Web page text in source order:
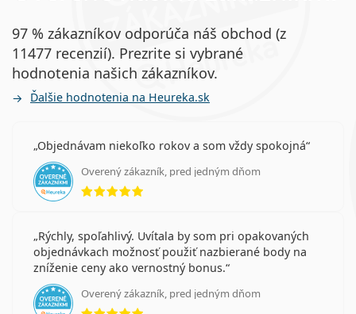
97 % zákazníkov odporúča náš obchod (z
11477 recenzií). Prezrite si vybrané
hodnotenia našich zákazníkov.
Ďalšie hodnotenia na Heureka.sk
Objednávam niekoľko rokov a som vždy spokojná
Overený zákazník, pred jedným dňom
hodnotenie 5 z 5
Rýchly, spoľahlivý. Uvítala by som pri opakovaných
objednávkach možnosť použiť nazbierané body na
zníženie ceny ako vernostný bonus.
Overený zákazník, pred jedným dňom
hodnotenie 5 z 5